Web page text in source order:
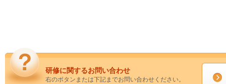
研修に関するお問い合わせ
右のボタンまたは下記までお問い合わせください。